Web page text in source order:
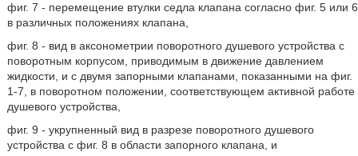
фиг. 7 - перемещение втулки седла клапана согласно фиг. 5 или 6
в различных положениях клапана,
фиг. 8 - вид в аксонометрии поворотного душевого устройства с
поворотным корпусом, приводимым в движение давлением
жидкости, и с двумя запорными клапанами, показанными на фиг.
1-7, в поворотном положении, соответствующем активной работе
душевого устройства,
фиг. 9 - укрупненный вид в разрезе поворотного душевого
устройства с фиг. 8 в области запорного клапана, и